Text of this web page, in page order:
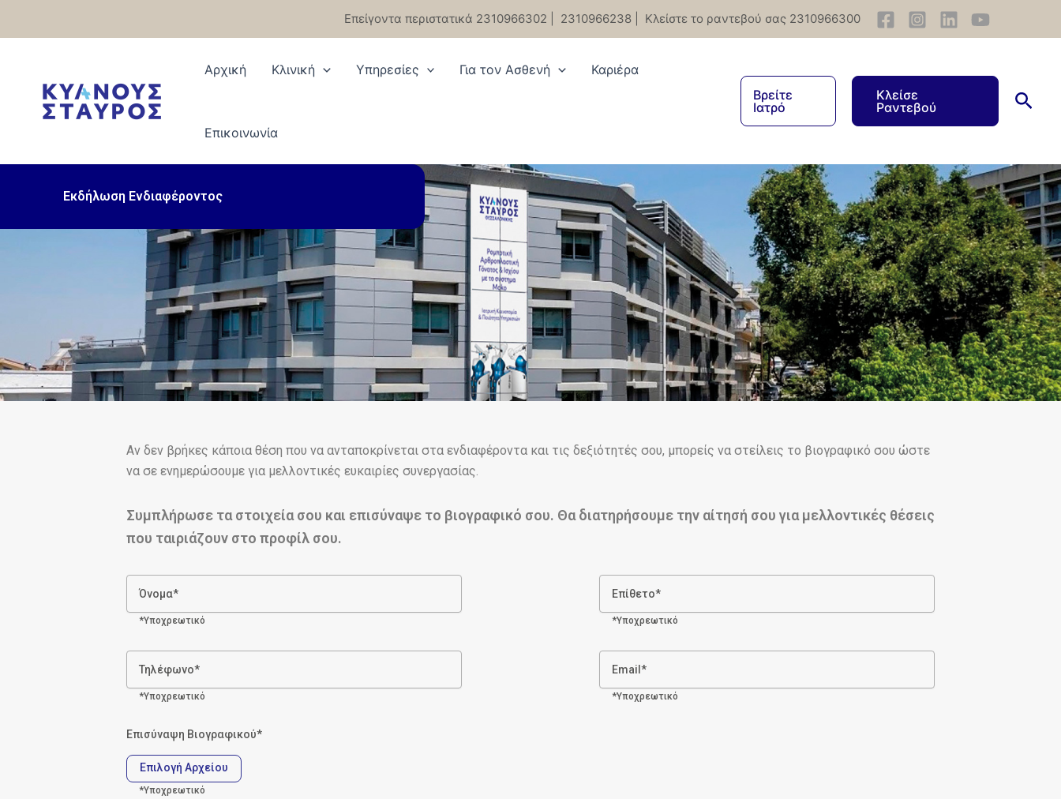
Επείγοντα περιστατικά 2310966302 2310966238 Κλείστε το ραντεβού σας 2310966300
Αρχική Κλινική Υπηρεσίες Για τον Ασθενή Καριέρα
Eπικοινωνία
Βρείτε
Ιατρό
Κλείσε
Ραντεβού
Εκδήλωση Ενδιαφέροντος
Αν δεν βρήκες κάποια θέση που να ανταποκρίνεται στα ενδιαφέροντα και τις δεξιότητές σου, μπορείς να στείλεις το βιογραφικό σου ώστε
να σε ενημερώσουμε για μελλοντικές ευκαιρίες συνεργασίας.
Συμπλήρωσε τα στοιχεία σου και επισύναψε το βιογραφικό σου. Θα διατηρήσουμε την αίτησή σου για μελλοντικές θέσεις
που ταιριάζουν στο προφίλ σου.
Όνομα*
*Υποχρεωτικό
Επίθετο*
*Υποχρεωτικό
Τηλέφωνο*
*Υποχρεωτικό
Email*
*Υποχρεωτικό
Επισύναψη Βιογραφικού*
Επιλογή Αρχείου
*Υποχρεωτικό